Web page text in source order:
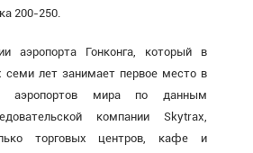
200-250.
aэропорта Гонконга, который в
семи лет занимает первое место в
аэропортов мира по данным
компании Skytrax,
торговых центров, кафе и